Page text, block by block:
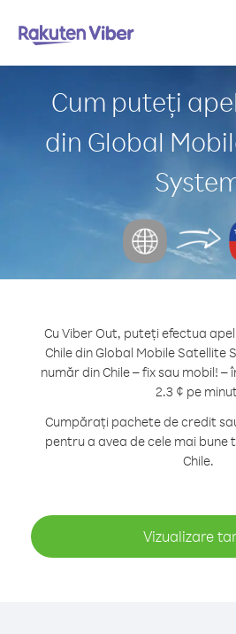
Cum puteți
din Global
Cu Viber Out, puteți efectua
Chile din Global Mobile Satellite
număr din Chile – fix sau mobil! –
2.3 ¢ pe
Cumpărați pachete de credit
pentru a avea de cele mai
Chile.
Vizualizare